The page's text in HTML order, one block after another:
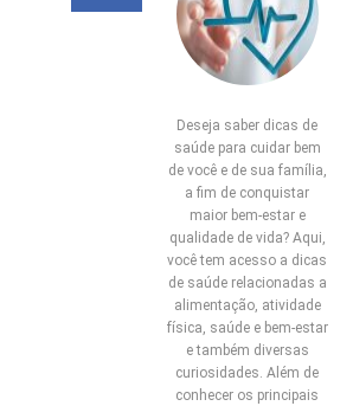
Deseja saber dicas de
saúde para cuidar bem
de você e de sua família,
a fim de conquistar
maior bem-estar e
qualidade de vida? Aqui,
você tem acesso a dicas
de saúde relacionadas a
alimentação, atividade
física, saúde e bem-estar
e também diversas
curiosidades. Além de
conhecer os principais